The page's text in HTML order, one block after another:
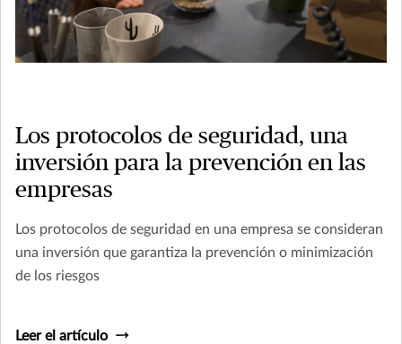
Los protocolos de seguridad, una
inversión para la prevención en las
empresas
Los protocolos de seguridad en una empresa se consideran
una inversión que garantiza la prevención o minimización
de los riesgos
Leer el artículo